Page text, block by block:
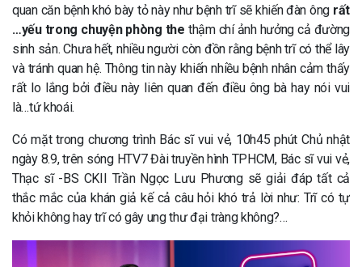
quan căn bệnh khó bày tỏ này như bệnh trĩ sẽ khiến đàn ông rất
…yếu trong chuyện phòng the thậm chí ảnh hưởng cả đường
sinh sản. Chưa hết, nhiều người còn đồn rằng bệnh trĩ có thể lây
và tránh quan hệ. Thông tin này khiến nhiều bệnh nhân cảm thấy
rất lo lắng bởi điều này liên quan đến điều ông bà hay nói vui
là…tứ khoái.
Có mặt trong chương trình Bác sĩ vui vẻ, 10h45 phút Chủ nhật
ngày 8.9, trên sóng HTV7 Đài truyền hình TPHCM, Bác sĩ vui vẻ,
Thạc sĩ -BS CKII Trần Ngọc Lưu Phương sẽ giải đáp tất cả
thắc mắc của khán giả kế cả câu hỏi khó trả lời như: Trĩ có tự
khỏi không hay trĩ có gây ung thư đại tràng không?…